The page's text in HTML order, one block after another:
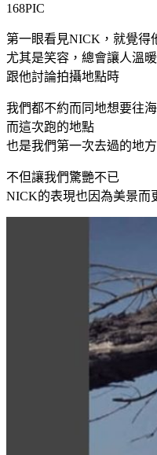
168PIC
第一眼看見NICK，就覺得
尤其是笑容，總會讓人溫
跟他討論拍攝地點時
我們都不約而同地想要往
而這次跑的地點
也是我們第一次去過的地方
不但讓我們驚艷不已
NICK的表現也因為美景而